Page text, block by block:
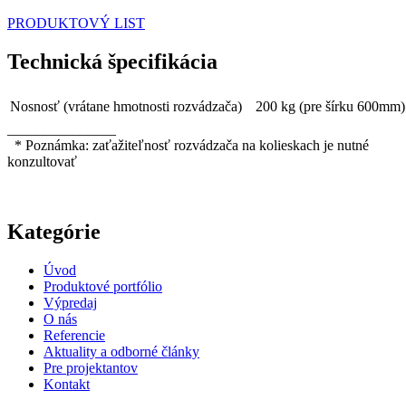
PRODUKTOVÝ LIST
Technická špecifikácia
Nosnosť (vrátane hmotnosti rozvádzača)
200 kg (pre šírku
* Poznámka: zaťažiteľnosť rozvádzača na kolieskach je nutné
konzultovať
Kategórie
Úvod
Produktové portfólio
Výpredaj
O nás
Referencie
Aktuality a odborné články
Pre projektantov
Kontakt